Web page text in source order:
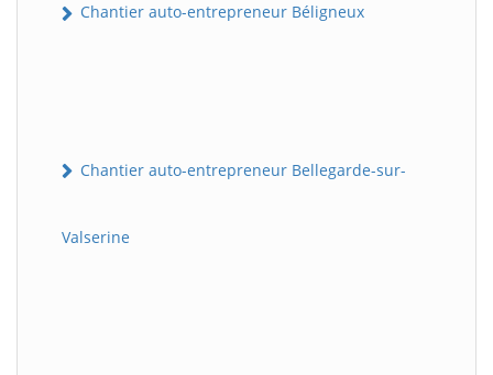
Chantier auto-entrepreneur Béligneux
Chantier auto-entrepreneur Bellegarde-sur-
Valserine